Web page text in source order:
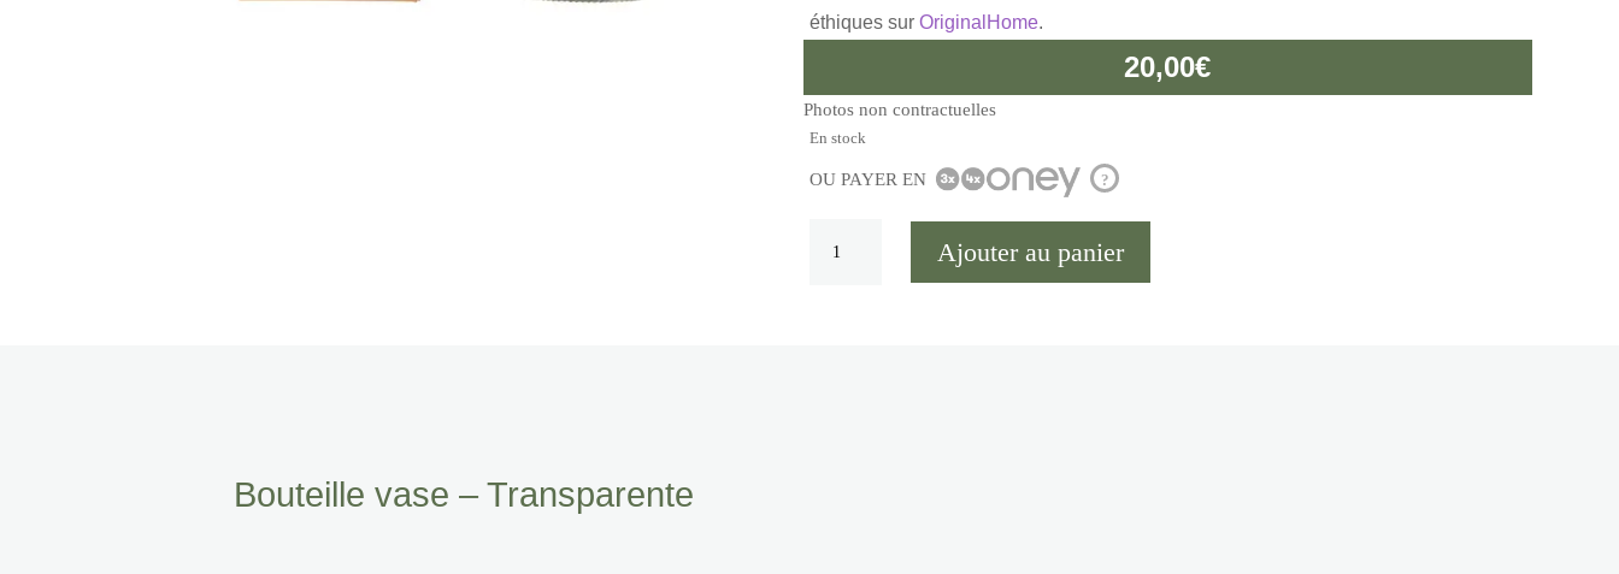
éthiques sur OriginalHome.
20,00€
Photos non contractuelles
En stock
OU PAYER EN ?
Ajouter au panier
Bouteille vase – Transparente